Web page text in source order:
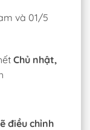
và 01/5
Chủ nhật,
điều chỉnh